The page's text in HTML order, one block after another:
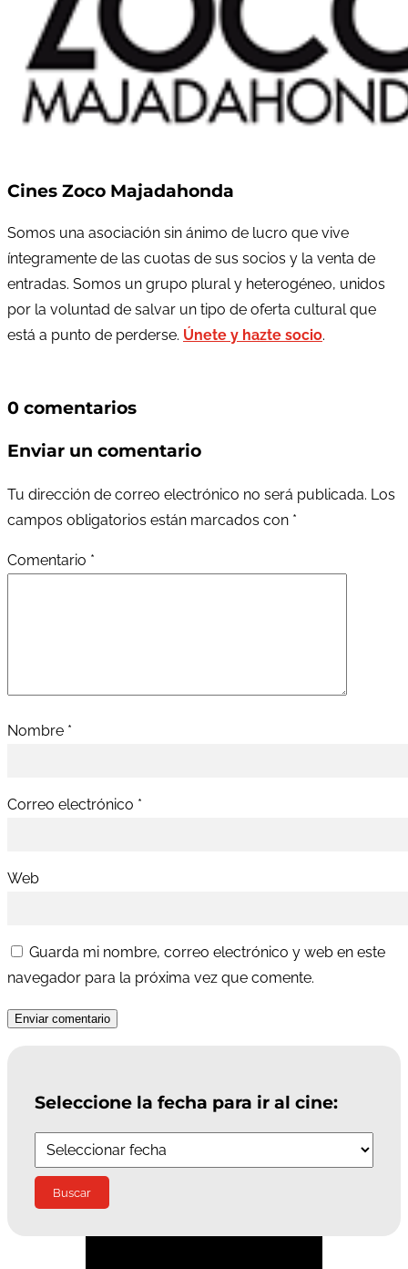
Cines Zoco Majadahonda
Somos una asociación sin ánimo de lucro que vive
íntegramente de las cuotas de sus socios y la venta de
entradas. Somos un grupo plural y heterogéneo, unidos
por la voluntad de salvar un tipo de oferta cultural que
está a punto de perderse. Únete y hazte socio.
0 comentarios
Enviar un comentario
Tu dirección de correo electrónico no será publicada. Los
campos obligatorios están marcados con *
Comentario *
Nombre *
Correo electrónico *
Web
Guarda mi nombre, correo electrónico y web en este
navegador para la próxima vez que comente.
Enviar comentario
Seleccione la fecha para ir al cine: